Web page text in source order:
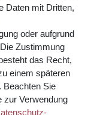
Daten mit Dritten,
oder aufgrund
Zustimmung
das Recht,
einem späteren
Beachten Sie
zur Verwendung